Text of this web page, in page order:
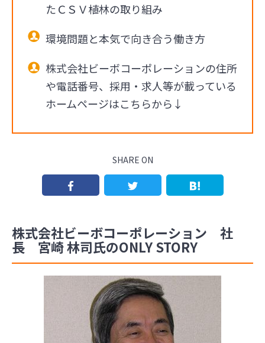
たＣＳＶ植林の取り組み
環境問題と本気で向き合う働き方
株式会社ビーボコーポレーションの住所
や電話番号、採用・求人等が載っている
ホームページはこちらから↓
SHARE ON
株式会社ビーボコーポレーション 社
長 宮崎 林司氏のONLY STORY